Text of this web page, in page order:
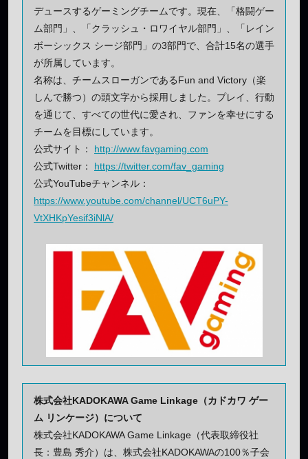
デュースするゲーミングチームです。現在、「格闘ゲー
ム部門」、「クラッシュ・ロワイヤル部門」、「レイン
ボーシックス シージ部門」の3部門で、合計15名の選手
が所属しています。
名称は、チームスローガンであるFun and Victory（楽
しんで勝つ）の頭文字から採用しました。プレイ、行動
を通じて、すべての世代に愛され、ファンを幸せにする
チームを目標にしています。
公式サイト： http://www.favgaming.com
公式Twitter： https://twitter.com/fav_gaming
公式YouTubeチャンネル：
https://www.youtube.com/channel/UCT6uPY-
VtXHKpYesif3iNlA/
株式会社KADOKAWA Game Linkage（カドカワ ゲー
ム リンケージ）について
株式会社KADOKAWA Game Linkage（代表取締役社
長：豊島 秀介）は、株式会社KADOKAWAの100％子会